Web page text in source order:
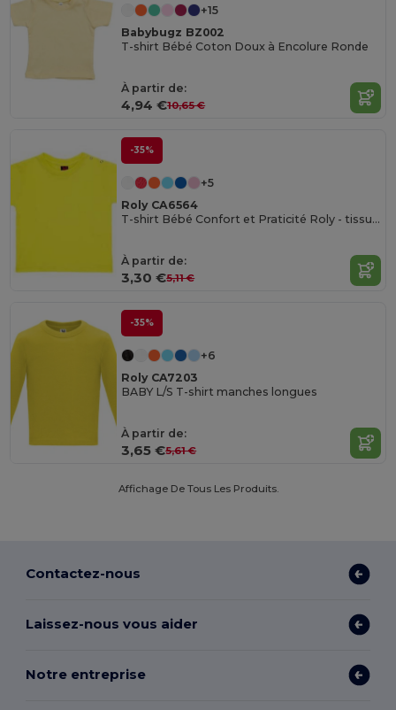
+15
Babybugz BZ002
T-shirt Bébé Coton Doux à Encolure Ronde
À partir de:
4,94 €10,65 €
-35%
+5
Roly CA6564
T-shirt Bébé Confort et Praticité Roly - tissu coton - manches courtes- 6 à 24 mois
À partir de:
3,30 €5,11 €
-35%
+6
Roly CA7203
BABY L/S T-shirt manches longues
À partir de:
3,65 €5,61 €
Affichage De Tous Les Produits.
Contactez-nous
Laissez-nous vous aider
Notre entreprise